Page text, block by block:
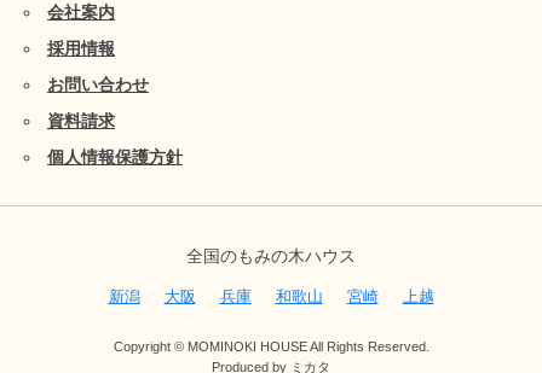
会社案内
採用情報
お問い合わせ
資料請求
個人情報保護方針
全国のもみの木ハウス
新潟 大阪 兵庫 和歌山 宮崎 上越
Copyright © MOMINOKI HOUSE All Rights Reserved.
Produced by ミカタ